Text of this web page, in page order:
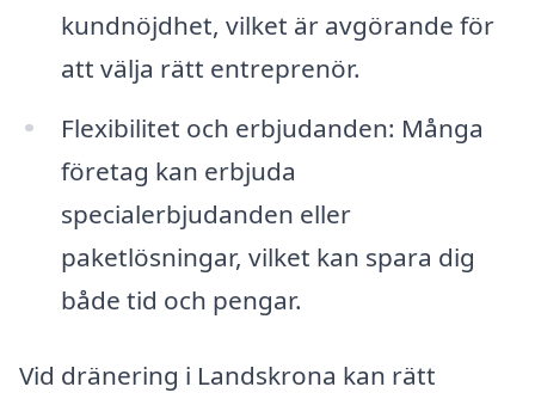
kundnöjdhet, vilket är avgörande för
att välja rätt entreprenör.
Flexibilitet och erbjudanden: Många
företag kan erbjuda
specialerbjudanden eller
paketlösningar, vilket kan spara dig
både tid och pengar.
Vid dränering i Landskrona kan rätt